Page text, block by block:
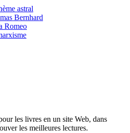
astral
Bernhard
Romeo
les livres en un site Web, dans
les meilleures lectures.